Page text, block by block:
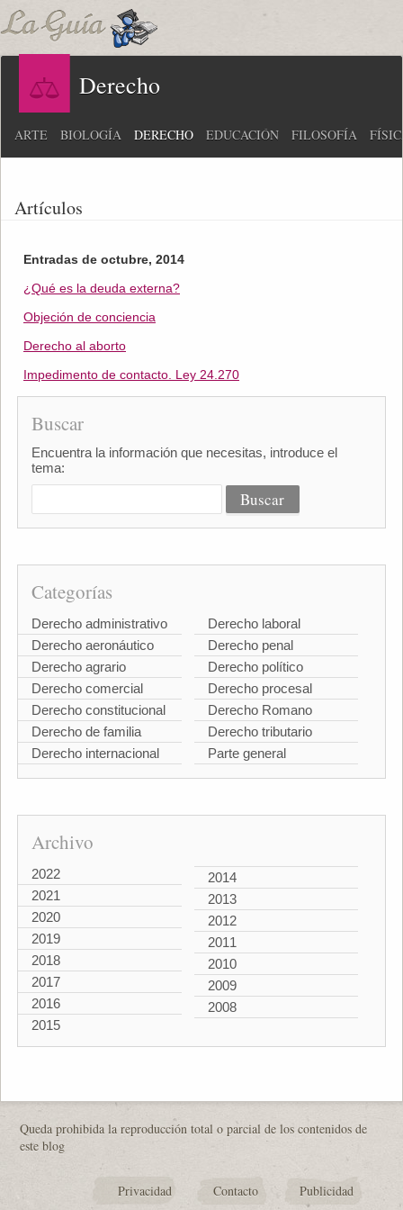
Derecho
ARTE BIOLOGÍA DERECHO EDUCACIÓN FILOSOFÍA
Artículos
Entradas de octubre, 2014
¿Qué es la deuda externa?
Objeción de conciencia
Derecho al aborto
Impedimento de contacto. Ley 24.270
Buscar
Encuentra la información que necesitas, introduce el
tema:
Categorías
Derecho administrativo
Derecho aeronáutico
Derecho agrario
Derecho comercial
Derecho constitucional
Derecho de familia
Derecho internacional
Derecho laboral
Derecho penal
Derecho político
Derecho procesal
Derecho Romano
Derecho tributario
Parte general
Archivo
2022
2021
2020
2019
2018
2017
2016
2015
2014
2013
2012
2011
2010
2009
2008
Queda prohibida la reproducción total o parcial de los contenidos de
este blog
Privacidad Contacto Publicidad